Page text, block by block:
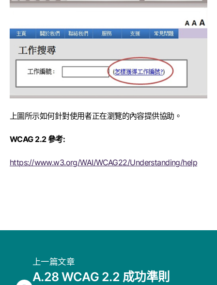
上圖所示如何針對使用者正在瀏覽的內容提供協助。
WCAG 2.2 參考:
https://www.w3.org/WAI/WCAG22/Understanding/help
上一篇文章
A.28 WCAG 2.2 成功準則